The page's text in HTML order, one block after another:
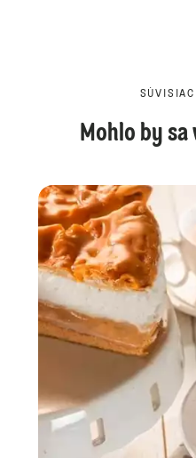
Mohlo by